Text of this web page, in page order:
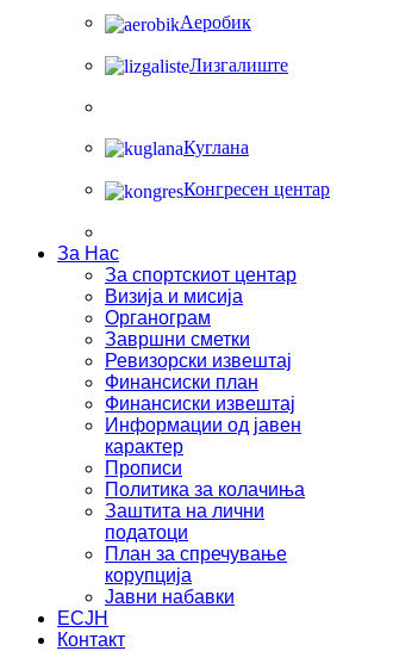
Аеробик
Лизгалиште
Куглана
Конгресен центар
За Нас
За спортскиот центар
Визија и мисија
Органограм
Завршни сметки
Ревизорски извештај
Финансиски план
Финансиски извештај
Информации од јавен
карактер
Прописи
Политика за колачиња
Заштита на лични
податоци
План за спречување
корупција
Јавни набавки
ЕСЈН
Контакт